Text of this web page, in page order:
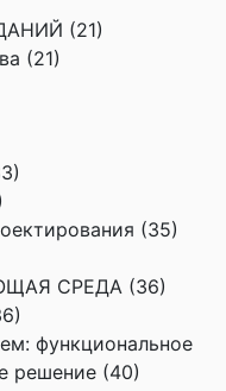
(21)
(21)
(35)
СРЕДА (36)
функциональное
решение (40)